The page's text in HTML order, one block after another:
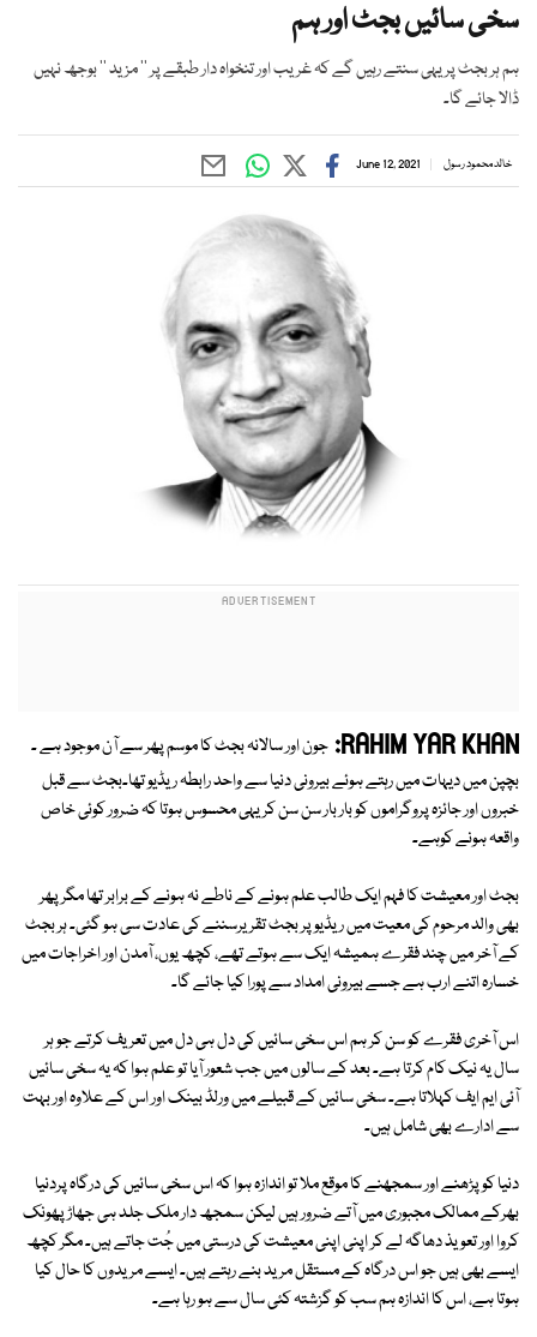
سخی سائیں بجٹ اور ہم
ہم ہر بجٹ پر یہی سنتے رہیں گے کہ غریب اور تنخواہ دار طبقے پر ’’ مزید ‘‘ بوجھ نہیں
ڈالا جائے گا۔
خالد محمود رسول June 12, 2021
RAHIM YAR KHAN: جون اور سالانہ بجٹ کا موسم پھر سے آن موجود ہے ۔
بچپن میں دیہات میں رہتے ہوئے بیرونی دنیا سے واحد رابطہ ریڈیو تھا۔بجٹ سے قبل
خبروں اور جائزہ پروگراموں کو بار بار سن سن کر یہی محسوس ہوتا کہ ضرور کوئی خاص
واقعہ ہونے کوہے۔
بجٹ اور معیشت کا فہم ایک طالب علم ہونے کے ناطے نہ ہونے کے برابر تھا مگر پھر
بھی والد مرحوم کی معیت میں ریڈیو پر بجٹ تقریرسننے کی عادت سی ہو گئی۔ ہر بجٹ
کے آخر میں چند فقرے ہمیشہ ایک سے ہوتے تھے، کچھ یوں، آمدن اور اخراجات میں
خسارہ اتنے ارب ہے جسے بیرونی امداد سے پورا کیا جائے گا۔
اس آخری فقرے کو سن کر ہم اس سخی سائیں کی دل ہی دل میں تعریف کرتے جو ہر
سال یہ نیک کام کرتا ہے۔ بعد کے سالوں میں جب شعور آیا تو علم ہوا کہ یہ سخی سائیں
آئی ایم ایف کہلاتا ہے۔ سخی سائیں کے قبیلے میں ورلڈ بینک اور اس کے علاوہ اور بہت
سے ادارے بھی شامل ہیں۔
دنیا کو پڑھنے اور سمجھنے کا موقع ملا تو اندازہ ہوا کہ اس سخی سائیں کی درگاہ پردنیا
بھرکے ممالک مجبوری میں آتے ضرور ہیں لیکن سمجھ دار ملک جلد ہی جھاڑ پھونک
کروا اور تعویذ دھاگہ لے کر اپنی اپنی معیشت کی درستی میں جُت جاتے ہیں۔ مگر کچھ
ایسے بھی ہیں جو اس درگاہ کے مستقل مرید بنے رہتے ہیں۔ ایسے مریدوں کا حال کیا
ہوتا ہے، اس کا اندازہ ہم سب کو گزشتہ کئی سال سے ہو رہا ہے۔